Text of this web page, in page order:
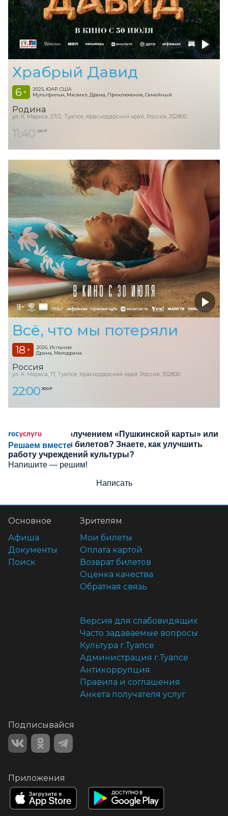
Храбрый Давид
6 +
2025, ЮАР, США
Мультфильм, Мюзикл, Драма, Приключения, Семейный
Родина
ул. К. Маркса, 27/2, Туапсе, Краснодарский край, Россия, 352800
11:40 250 ₽
Всё, что мы потеряли
18 +
2026, Испания
Драма, Мелодрама
Россия
ул. К. Маркса, 17, Туапсе, Краснодарский край, Россия, 352800
22:00 300 ₽
Решаем вместе
Сложности с получением «Пушкинской карты» или
приобретением билетов? Знаете, как улучшить
работу учреждений культуры?
Напишите — решим!
Написать
Основное
Афиша
Документы
Поиск
Зрителям
Мои билеты
Оплата картой
Возврат билетов
Оценка качества
Обратная связь
Версия для слабовидящих
Часто задаваемые вопросы
Культура г.Туапсе
Администрация г.Туапсе
Антикоррупция
Правила и соглашения
Анкета получателя услуг
Подписывайся
Приложения